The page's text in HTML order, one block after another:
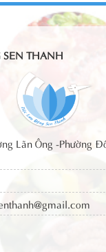
THANH
Lãn Ông -Phường